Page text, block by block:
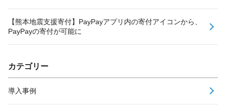
【熊本地震支援寄付】PayPayアプリ内の寄付アイコンから、
PayPayの寄付が可能に
カテゴリー
導入事例